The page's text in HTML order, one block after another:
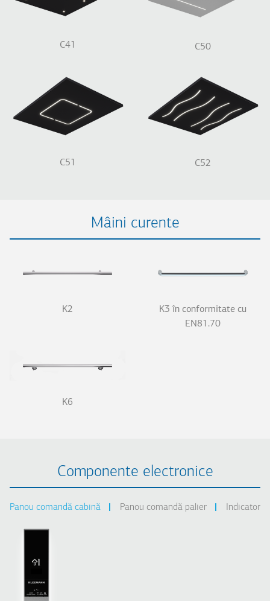
C41 C50
C51 C52
Mâini curente
K2
K3 în conformitate cu
EN81.70
K6
Componente electronice
Panou comandă cabină Panou comandă palier Indicator